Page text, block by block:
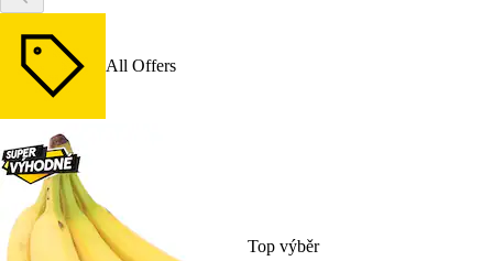
All Offers
Top výběr